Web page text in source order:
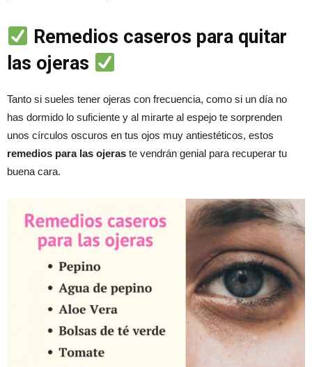
Remedios caseros para quitar
las ojeras
Tanto si sueles tener ojeras con frecuencia, como si un día no
has dormido lo suficiente y al mirarte al espejo te sorprenden
unos círculos oscuros en tus ojos muy antiestéticos, estos
remedios para las ojeras te vendrán genial para recuperar tu
buena cara.